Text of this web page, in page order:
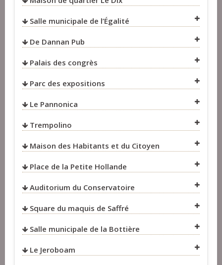
VOIR SUR LA CARTE
VOIR SUR LA CARTE
VOIR SUR LA CARTE
Salle municipale de l’Égalité
De Dannan Pub
Palais des congrès
Parc des expositions
Le Pannonica
VOIR SUR LA CARTE
Trempolino
Maison des Habitants et du Citoyen
Place de la Petite Hollande
VOIR SUR LA CARTE
Auditorium du Conservatoire
Square du maquis de Saffré
VOIR SUR LA CARTE
Salle municipale de la Bottière
VOIR SUR LA CARTE
Le Jeroboam